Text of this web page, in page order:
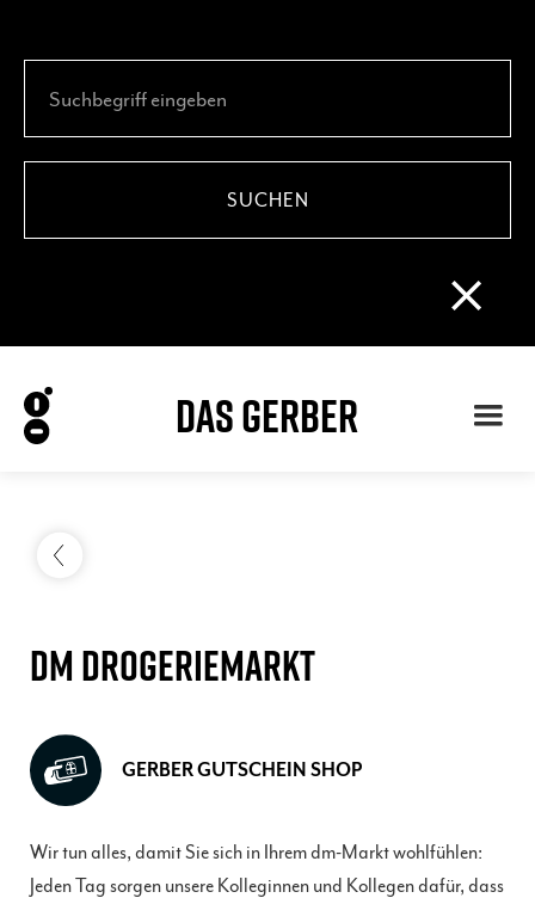
DAS GERBER
DM DROGERIEMARKT
GERBER GUTSCHEIN SHOP
Wir tun alles, damit Sie sich in Ihrem dm-Markt wohlfühlen:
Jeden Tag sorgen unsere Kolleginnen und Kollegen dafür, dass